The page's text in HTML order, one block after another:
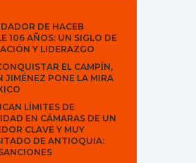
DE HACEB
106 AÑOS: UN SIGLO DE
Y LIDERAZGO
EL CAMPÍN,
JIMÉNEZ PONE LA MIRA
LÍMITES DE
EN CÁMARAS DE UN
CLAVE Y MUY
DE ANTIOQUIA: